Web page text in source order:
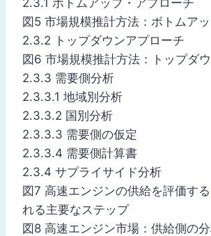
図5 市場規模推計方法：ボトムア
2.3.2 トップダウンアプローチ
図6 市場規模推計方法：トップダ
2.3.3 需要側分析
2.3.3.1 地域別分析
2.3.3.2 国別分析
2.3.3.3 需要側の仮定
2.3.3.4 需要側計算書
2.3.4 サプライサイド分析
図7 高速エンジンの供給を評価す
れる主要なステップ
図8 高速エンジン市場：供給側の